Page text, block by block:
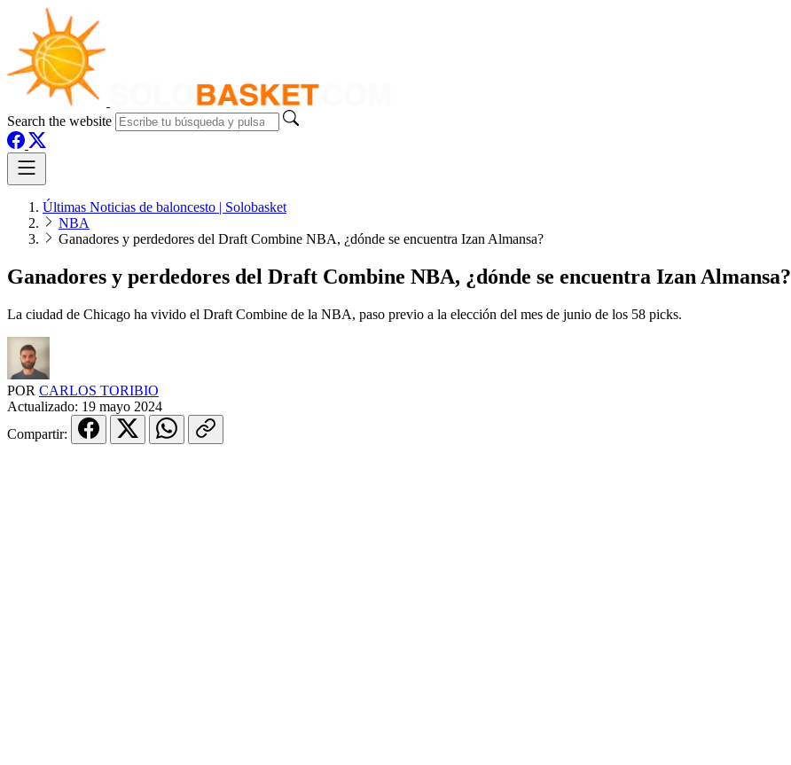
Search the website
Últimas Noticias de baloncesto | Solobasket
NBA
Ganadores y perdedores del Draft Combine NBA, ¿dónde se encuentra Izan Almansa?
Ganadores y perdedores del Draft Combine NBA, ¿dónde se encuentra Izan Almansa?
La ciudad de Chicago ha vivido el Draft Combine de la NBA, paso previo a la elección del mes de junio de los 58 picks.
POR CARLOS TORIBIO
Actualizado: 19 mayo 2024
Compartir: